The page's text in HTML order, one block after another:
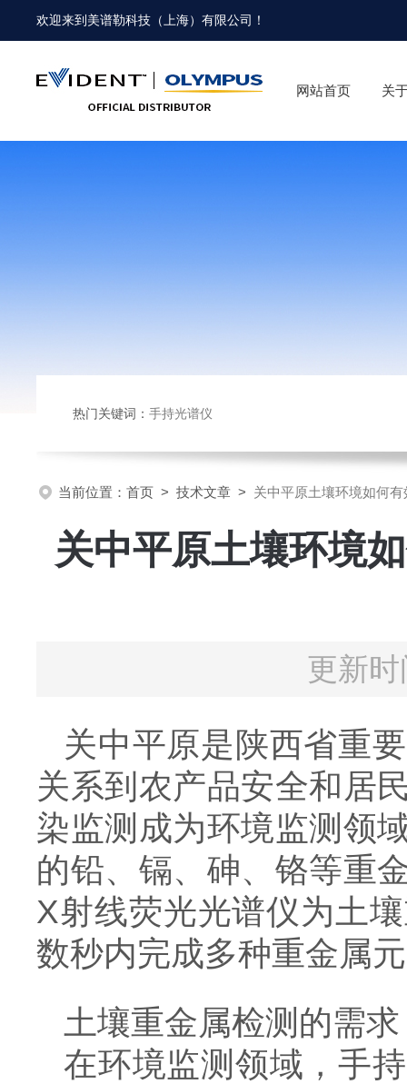
欢迎来到 美谱勒科技（上海）有限公司 ！
网站首页 关
热门关键词： 手持光谱仪
当前位置： 首页 > 技术文章 > 关中平原土壤环境如何
关中平原土壤环境
更新
关中平原是陕西省重
关系到农产品安全和居
染监测成为环境监测领
的铅、镉、砷、铬等重
X射线荧光光谱仪为土
数秒内完成多种重金属
土壤重金属检测的需求
在环境监测领域，手